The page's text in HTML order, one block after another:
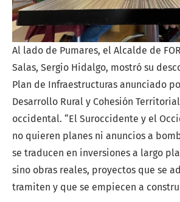
Al lado de Pumares, el Alcalde de
Salas, Sergio Hidalgo, mostró su
Plan de Infraestructuras anunciado
Desarrollo Rural y Cohesión
occidental. “El Suroccidente y el
no quieren planes ni anuncios a
se traducen en inversiones a largo
sino obras reales, proyectos que se
tramiten y que se empiecen a